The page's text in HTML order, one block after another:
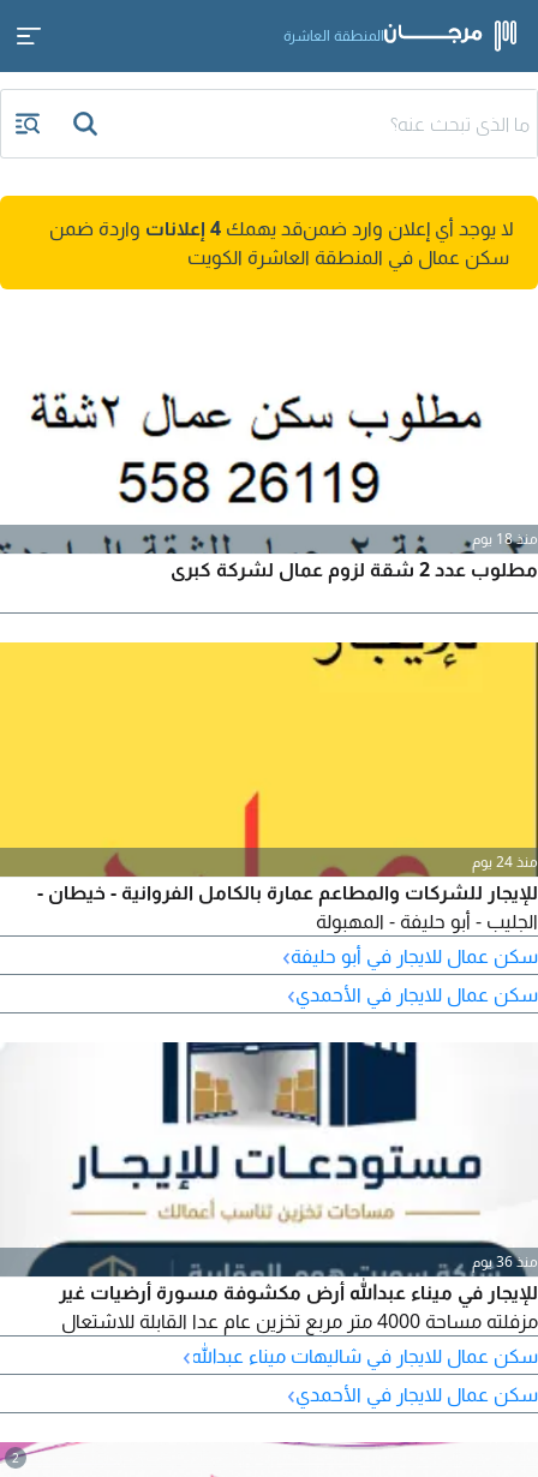
المنطقة العاشرة
لا يوجد أي إعلان وارد ضمنقد يهمك 4 إعلانات
واردة ضمن
سكن عمال في المنطقة العاشرة الكويت
منذ 18 يوم
مطلوب عدد 2 شقة لزوم عمال لشركة كبرى
منذ 24 يوم
للإيجار للشركات والمطاعم عمارة بالكامل الفروانية - خيطان -
الجليب - أبو حليفة - المهبولة
سكن عمال للايجار في أبو حليفة›
سكن عمال للايجار في الأحمدي›
منذ 36 يوم
للإيجار في ميناء عبدالله أرض مكشوفة مسورة أرضيات غير
مزفلته مساحة 4000 متر مربع تخزين عام عدا القابلة للاشتعال
سكن عمال للايجار في شاليهات ميناء عبدالله›
سكن عمال للايجار في الأحمدي›
2